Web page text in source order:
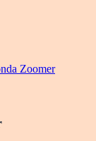
Zoomer